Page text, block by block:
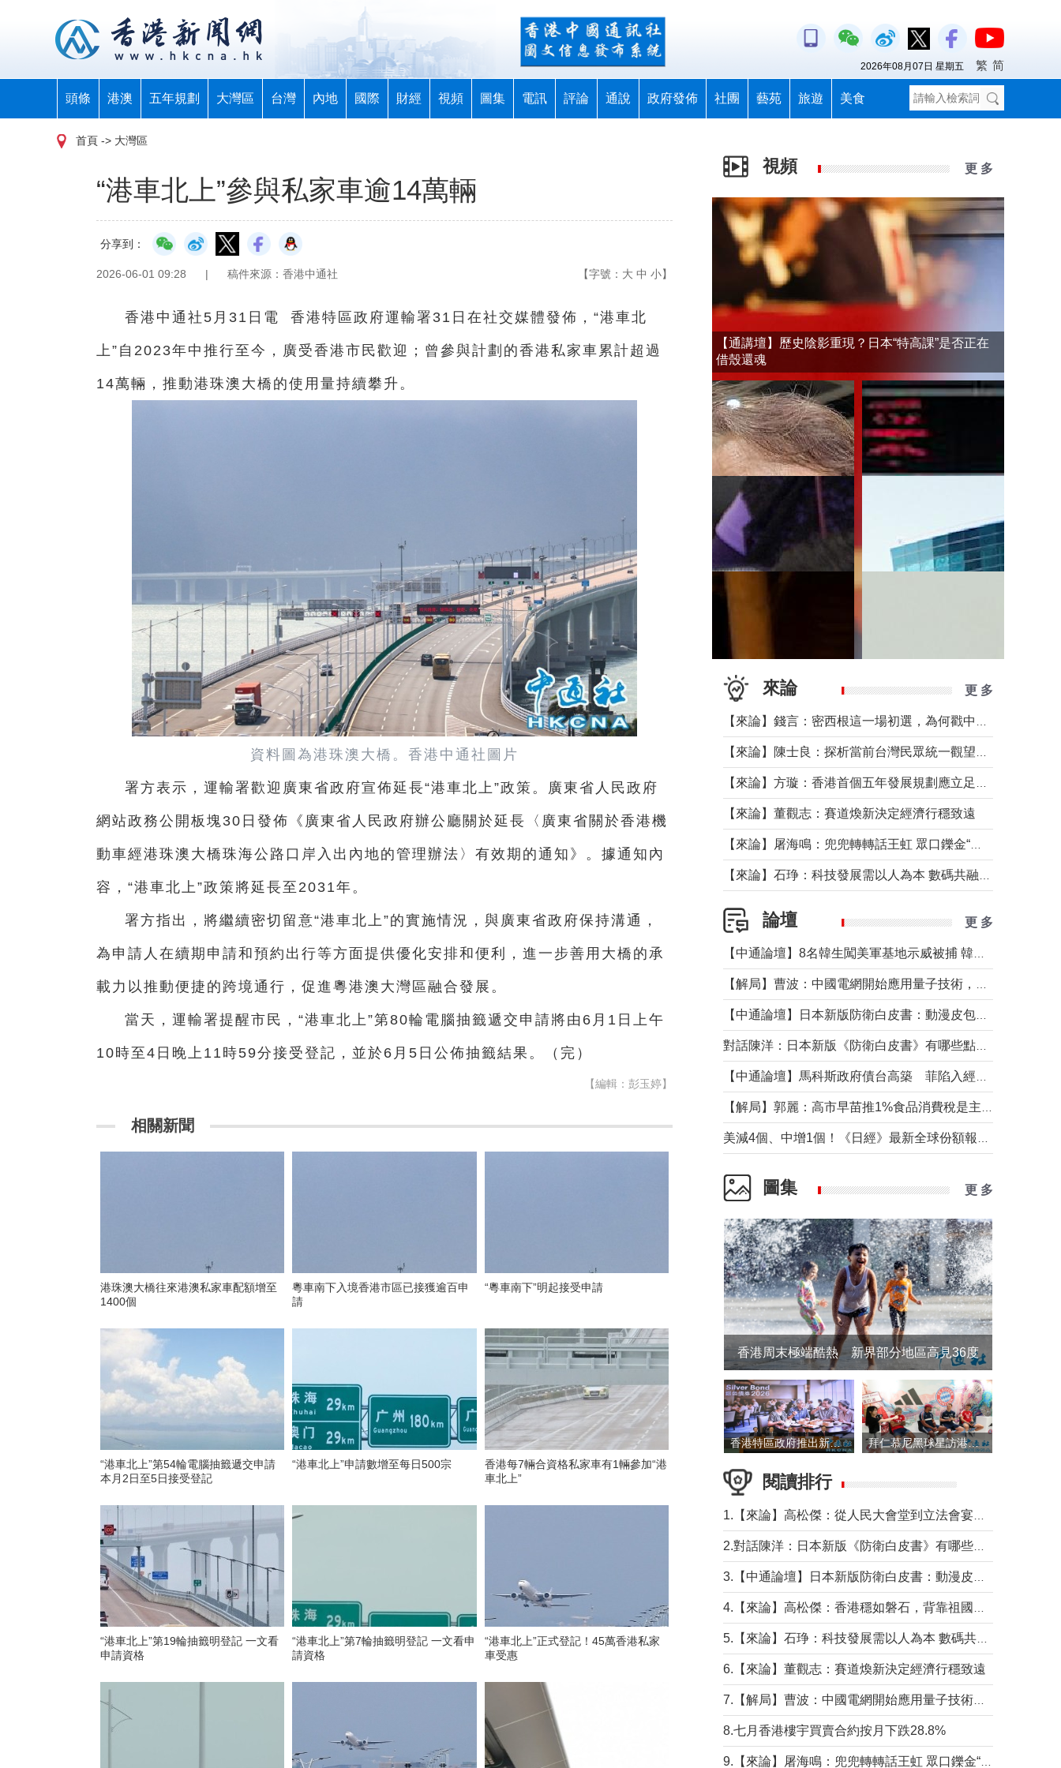
頭條 港澳 五年規劃 大灣區 台灣 內地 國際 財經 視頻 圖集 電訊 評論 通說 政府發佈 社團 藝苑 旅遊 美食
2026年08月07日 星期五 繁 简
首頁 -> 大灣區
“港車北上”參與私家車逾14萬輛
分享到：
2026-06-01 09:28 | 稿件來源：香港中通社 【字號： 大 中 小】
香港中通社5月31日電 香港特區政府運輸署31日在社交媒體發佈，“港車北
上”自2023年中推行至今，廣受香港市民歡迎；曾參與計劃的香港私家車累計超過
14萬輛，推動港珠澳大橋的使用量持續攀升。
資料圖為港珠澳大橋。香港中通社圖片
署方表示，運輸署歡迎廣東省政府宣佈延長“港車北上”政策。廣東省人民政府
網站政務公開板塊30日發佈《廣東省人民政府辦公廳關於延長〈廣東省關於香港機
動車經港珠澳大橋珠海公路口岸入出內地的管理辦法〉有效期的通知》。據通知內
容，“港車北上”政策將延長至2031年。
署方指出，將繼續密切留意“港車北上”的實施情況，與廣東省政府保持溝通，
為申請人在續期申請和預約出行等方面提供優化安排和便利，進一步善用大橋的承
載力以推動便捷的跨境通行，促進粵港澳大灣區融合發展。
當天，運輸署提醒市民，“港車北上”第80輪電腦抽籤遞交申請將由6月1日上午
10時至4日晚上11時59分接受登記，並於6月5日公佈抽籤結果。（完）
【編輯：彭玉婷】
相關新聞
港珠澳大橋往來港澳私家車配額增至
1400個
粵車南下入境香港市區已接獲逾百申
請
“粵車南下”明起接受申請
“港車北上”第54輪電腦抽籤遞交申請
本月2日至5日接受登記
“港車北上”申請數增至每日500宗
香港每7輛合資格私家車有1輛參加“港
車北上”
“港車北上”第19輪抽籤明登記 一文看
申請資格
“港車北上”第7輪抽籤明登記 一文看申
請資格
“港車北上”正式登記！45萬香港私家
車受惠
視頻 更 多
【通講壇】歷史陰影重現？日本“特高課”是否正在
借殼還魂
來論 更 多
【來論】董觀志：賽道煥新決定經濟行穩致遠
論壇 更 多
圖集 更 多
香港周末極端酷熱 新界部分地區高見36度
香港特區政府推出新一批銀色債券 每手1萬元保底息4.25厘 拜仁慕尼黑球星訪港 與球迷近距離互動
閱讀排行
6.【來論】董觀志：賽道煥新決定經濟行穩致遠
8.七月香港樓宇買賣合約按月下跌28.8%